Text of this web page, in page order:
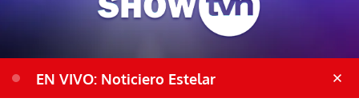
EN VIVO: Noticiero Estelar